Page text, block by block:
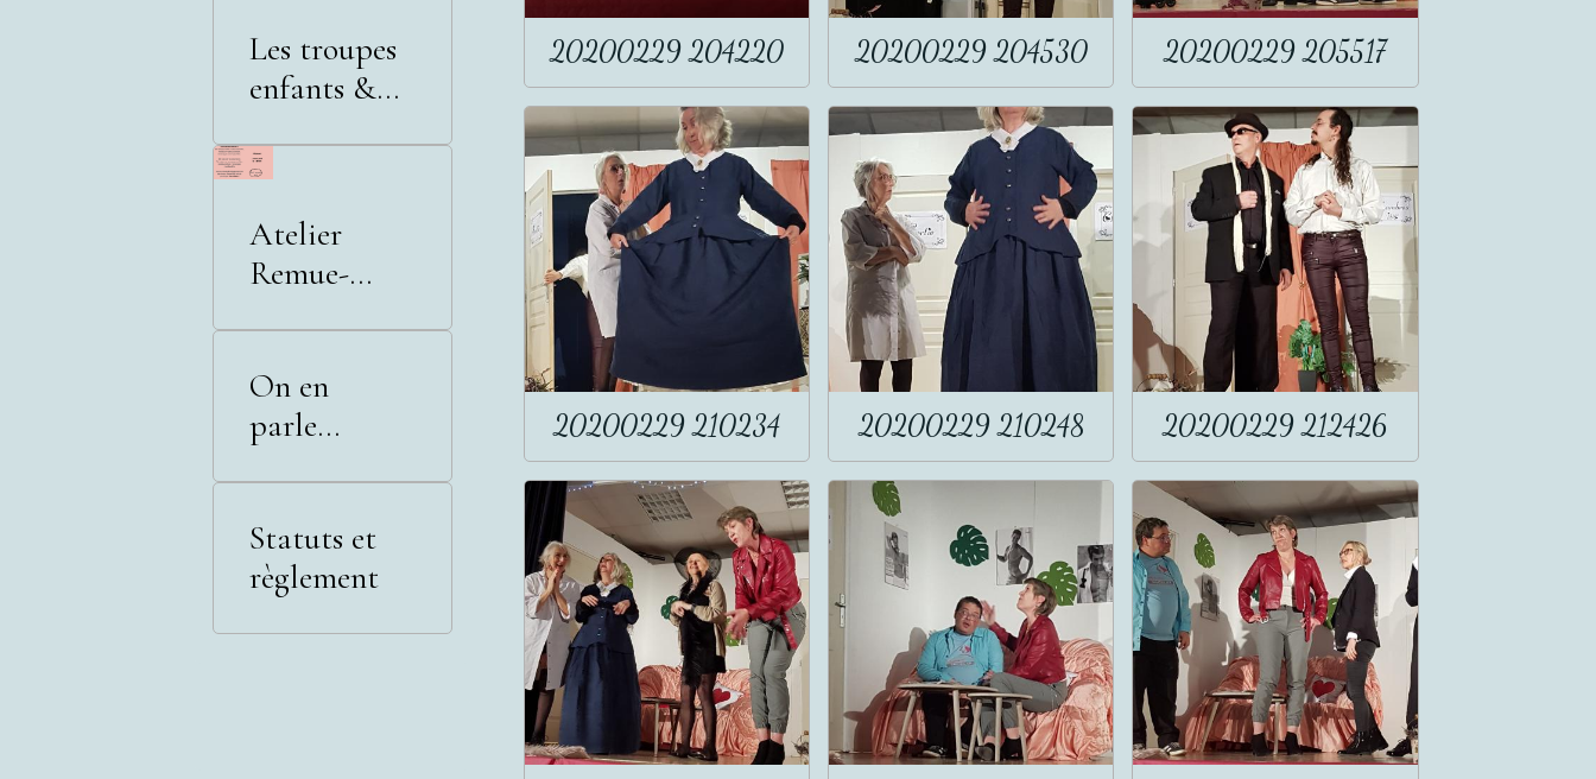
20200229 204220 20200229 204530 20200229 205517
20200229 210234 20200229 210248 20200229 212426
Les troupes
enfants &
Atelier
Remue-
On en
parle...
Statuts et
règlement